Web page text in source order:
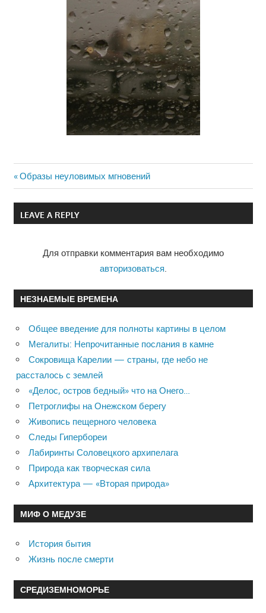
Навигация
по
Previous
Post:
Образы неуловимых мгновений
LEAVE A REPLY
Для отправки комментария вам необходимо
авторизоваться
НЕЗНАЕМЫЕ ВРЕМЕНА
Общее введение для полноты картины в целом
Мегалиты: Непрочитанные послания в камне
Сокровища Карелии — страны, где небо не
рассталось с землей
«Делос, остров бедный» что на Онего…
Петроглифы на Онежском берегу
Живопись пещерного человека
Следы Гипербореи
Лабиринты Соловецкого архипелага
Природа как творческая сила
Архитектура — «Вторая природа»
МИФ О МЕДУЗЕ
История бытия
Жизнь после смерти
СРЕДИЗЕМНОМОРЬЕ